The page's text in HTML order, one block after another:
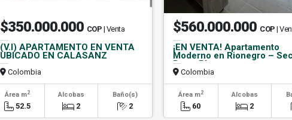
$350.000.000 COP | Venta
(V.I) APARTAMENTO EN VENTA
UBICADO EN CALASANZ
Colombia
Área m2
52.5
Alcobas
2
Baño(s)
2
$560.000.000 COP |
¡EN VENTA! Apartamento
Moderno en Rionegro –
Barro Blanco
Colombia
Área m2
60
Alcobas
2